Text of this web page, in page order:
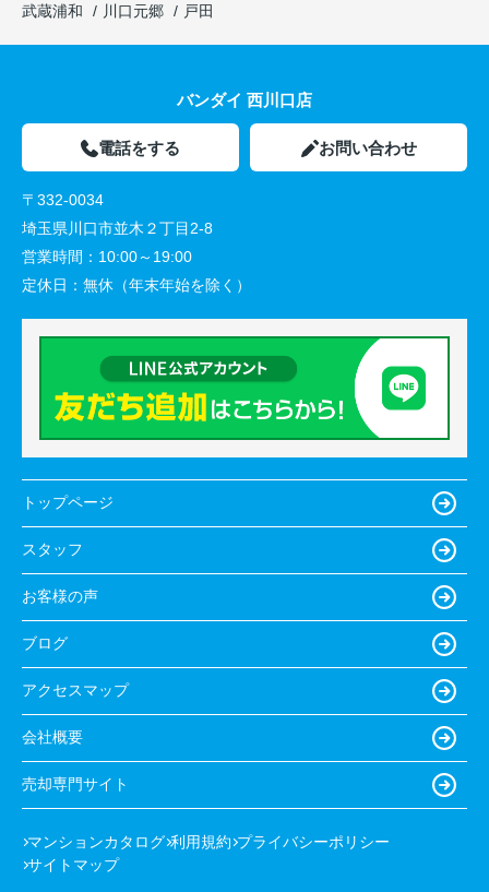
武蔵浦和
川口元郷 戸田
バンダイ 西川口店
電話をする お問い合わせ
〒332-0034
埼玉県川口市並木２丁目2-8
営業時間： 10:00～19:00
定休日： 無休（年末年始を除く）
トップページ
スタッフ
お客様の声
ブログ
アクセスマップ
会社概要
売却専門サイト
マンションカタログ 利用規約 プライバシーポリシー
サイトマップ